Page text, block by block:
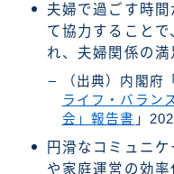
夫婦で過ごす時
て協力すること
れ、夫婦関係の満
（出典）内閣府
ライフ・バラン
会」報告書 」
円滑なコミュニ
や家庭運営の効